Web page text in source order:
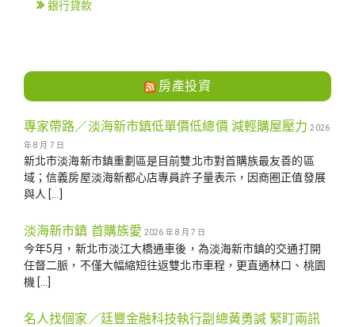
銀行貸款
房產投資
專家帶路／淡海新市鎮低單價低總價 減輕購屋壓力 2026
年 8 月 7 日
新北市淡海新市鎮重劃區是目前雙北市對首購族最友善的區
域；信義房屋淡海新都心店專員許子量表示，因商圈正值發展
與人 […]
淡海新市鎮 首購族愛 2026 年 8 月 7 日
今年5月，新北市淡江大橋通車後，為淡海新市鎮的交通打開
任督二脈，不僅大幅縮短往返雙北市車程，更直通林口、桃園
機 […]
名人找個家／廷豐金融科技執行副總黃勇諴 緊盯兩訊